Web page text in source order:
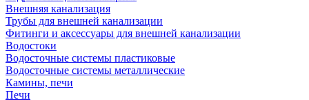
Внешняя канализация
Трубы для внешней канализации
Фитинги и аксессуары для внешней канализации
Водостоки
Водосточные системы пластиковые
Водосточные системы металлические
Камины, печи
Печи